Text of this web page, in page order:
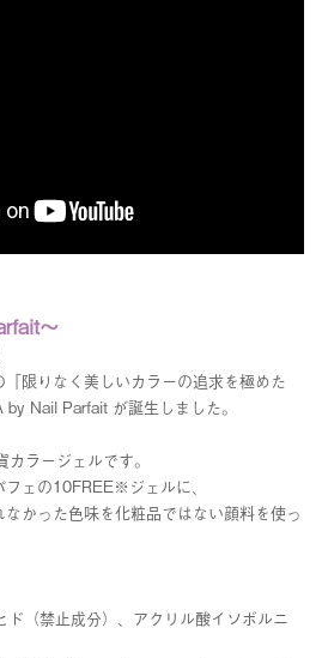
～
限りなく美しいカラーの追求を極めた
Nail Parfait が誕生しました。
ラージェルです。
ェの10FREE※ジェルに、
かった色味を化粧品ではない顔料を使っ
（禁止成分）、アクリル酸イソボルニ